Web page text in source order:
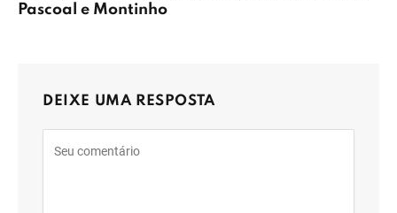
Pascoal e Montinho
DEIXE UMA RESPOSTA